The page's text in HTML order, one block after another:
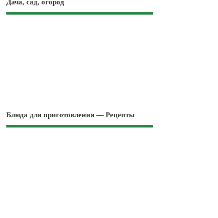
Дача, сад, огород
Блюда для приготовления — Рецепты